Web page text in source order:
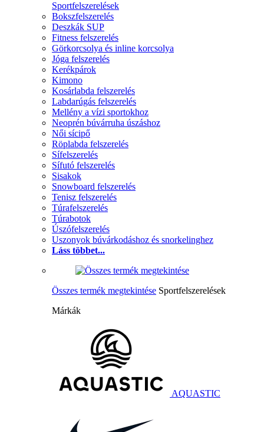
Sportfelszerelések
Bokszfelszerelés
Deszkák SUP
Fitness felszerelés
Görkorcsolya és inline korcsolya
Jóga felszerelés
Kerékpárok
Kimono
Kosárlabda felszerelés
Labdarúgás felszerelés
Mellény a vízi sportokhoz
Neoprén búvárruha úszáshoz
Női sícipő
Röplabda felszerelés
Sífelszerelés
Sífutó felszerelés
Sisakok
Snowboard felszerelés
Tenisz felszerelés
Túrafelszerelés
Túrabotok
Úszófelszerelés
Uszonyok búvárkodáshoz és snorkelinghez
Láss többet...
Összes termék megtekintése Sportfelszerelések
Márkák
AQUASTIC